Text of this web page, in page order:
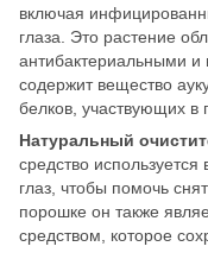
включая
глаза. Это растение
антибактериальными
содержит вещество
белков, участвующих в
Натуральный
средство
глаз, чтобы помочь
порошке он также
средством, которое